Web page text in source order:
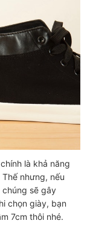
là khả năng
nhưng, nếu
chúng sẽ gây
chọn giày, bạn
7cm thôi nhé.